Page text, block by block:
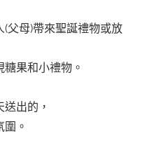
(父母)帶來聖誕禮物或放
果和小禮物。
出的，
。